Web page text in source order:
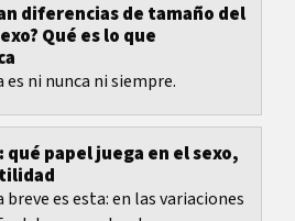
diferencias de tamaño del
Qué es lo que
es ni nunca ni siempre.
qué papel juega en el sexo,
es esta: en las variaciones